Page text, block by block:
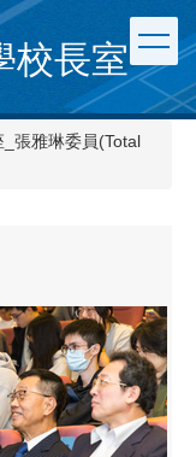
校長室
張雅琳委員(Total